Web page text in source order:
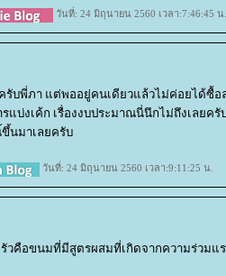
วันที่: 24 มิถุนายน 2560 เวลา:7:46:45 น.
บพี่ภา แต่พออยู่คนเดียวแล้วไม่ค่อยได้ซื้
แบ่งเค้ก เรื่องงบประมาณนี่นึกไม่ถึงเลยครั
นมาเลยครับ
วันที่: 24 มิถุนายน 2560 เวลา:9:11:25 น.
วคือขนมที่มีสูตรผสมที่เกิดจากความร่วมแ